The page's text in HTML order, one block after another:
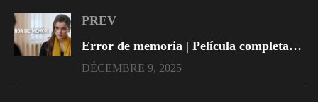
PREV
Error de memoria | Película completa en Español Latino
DÉCEMBRE 9, 2025